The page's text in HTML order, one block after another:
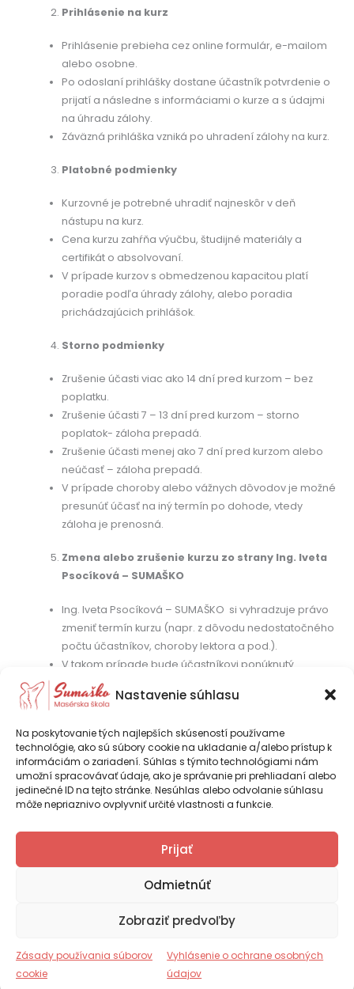
Nastavenie súhlasu
Na poskytovanie tých najlepších skúseností používame
technológie, ako sú súbory cookie na ukladanie a/alebo prístup k
informáciám o zariadení. Súhlas s týmito technológiami nám
umožní spracovávať údaje, ako je správanie pri prehliadaní alebo
jedinečné ID na tejto stránke. Nesúhlas alebo odvolanie súhlasu
môže nepriaznivo ovplyvniť určité vlastnosti a funkcie.
Prijať
Odmietnúť
Zobraziť predvoľby
Zásady používania súborov
cookie
Vyhlásenie o ochrane osobných
údajov
Prihlásenie na kurz
Prihlásenie prebieha cez online formulár, e-mailom
alebo osobne.
Po odoslaní prihlášky dostane účastník potvrdenie o
prijatí a následne s informáciami o kurze a s údajmi
na úhradu zálohy.
Záväzná prihláška vzniká po uhradení zálohy na kurz.
Platobné podmienky
Kurzovné je potrebné uhradiť najneskôr v deň
nástupu na kurz.
Cena kurzu zahŕňa výučbu, študijné materiály a
certifikát o absolvovaní.
V prípade kurzov s obmedzenou kapacitou platí
poradie podľa úhrady zálohy, alebo poradia
prichádzajúcich prihlášok.
Storno podmienky
Zrušenie účasti viac ako 14 dní pred kurzom – bez
poplatku.
Zrušenie účasti 7 – 13 dní pred kurzom – storno
poplatok- záloha prepadá.
Zrušenie účasti menej ako 7 dní pred kurzom alebo
neúčasť – záloha prepadá.
V prípade choroby alebo vážnych dôvodov je možné
presunúť účasť na iný termín po dohode, vtedy
záloha je prenosná.
Zmena alebo zrušenie kurzu zo strany Ing. Iveta
Psocíková – SUMAŠKO
Ing. Iveta Psocíková – SUMAŠKO si vyhradzuje právo
zmeniť termín kurzu (napr. z dôvodu nedostatočného
počtu účastníkov, choroby lektora a pod.).
V takom prípade bude účastníkovi ponúknutý
náhradný termín alebo vrátenie zálohy na kurz v plnej
výške.
Zodpovednosť
Účastník sa zaväzuje, že sa zúčastní kurzu v dobrom
zdravotnom stave a že nezatají žiadne
kontraindikácie k praktickým častiam.
Copyright © 2026 Sumaško |Tvorba web stránok TOMARCO
Vyhlásenie o ochrane osobných údajov (EU)
Reklamačný poriadok
Ing. Iveta Psocíková – SUMAŠKO je
certifikovaná vzdelávacia inštitúcia podľa
platnej legislatívy SR
Číslo certifikácie RCVI_2025_000270